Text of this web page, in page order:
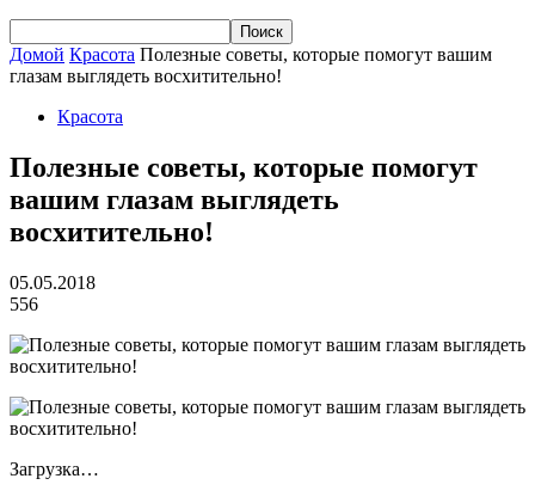
Домой Красота Полезные советы, которые помогут вашим
глазам выглядеть восхитительно!
Красота
Полезные советы, которые помогут
вашим глазам выглядеть
восхитительно!
05.05.2018
556
Загрузка…